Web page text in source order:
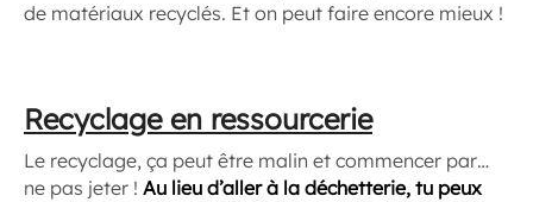
de matériaux recyclés. Et on peut faire encore mieux !
Recyclage en ressourcerie
Le recyclage, ça peut être malin et commencer par…
ne pas jeter ! Au lieu d’aller à la déchetterie, tu peux